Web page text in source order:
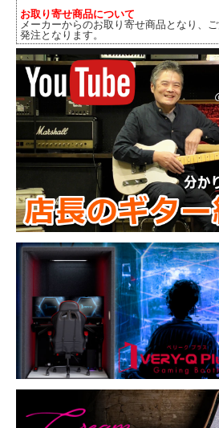
お取り寄せ商品について
メーカーからのお取り寄せ商品となり、
発注となります。